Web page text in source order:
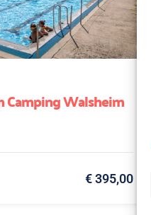
Camping Walsheim
€ 395,00